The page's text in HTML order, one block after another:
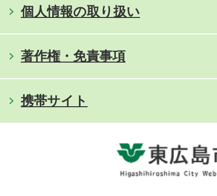
個人情報の取り扱い
著作権・免責事項
携帯サイト